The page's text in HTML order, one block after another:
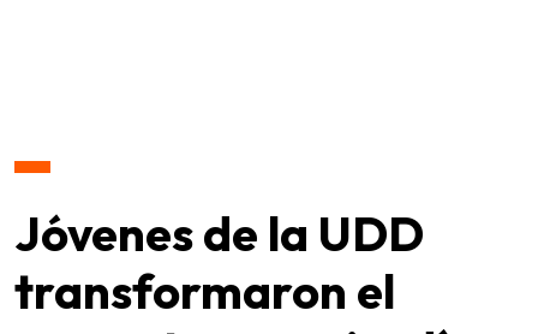
Jóvenes de la UDD
transformaron el